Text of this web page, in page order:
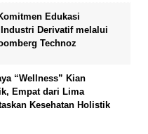
Edukasi
Derivatif melalui
Technoz
“Wellness” Kian
Empat dari Lima
Kesehatan Holistik